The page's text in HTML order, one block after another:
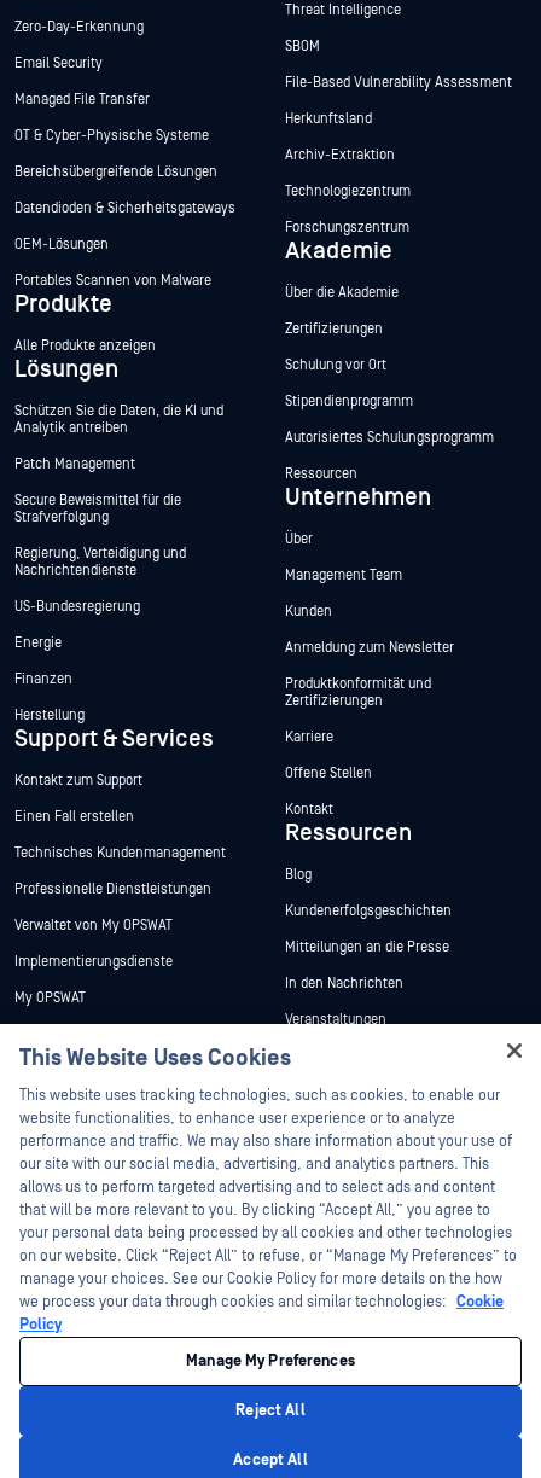
Zero-Day-Erkennung
Email Security
Managed File Transfer
OT & Cyber-Physische Systeme
Bereichsübergreifende Lösungen
Datendioden & Sicherheitsgateways
OEM-Lösungen
Portables Scannen von Malware
Produkte
Alle Produkte anzeigen
Lösungen
Schützen Sie die Daten, die KI und
Analytik antreiben
Patch Management
Secure Beweismittel für die
Strafverfolgung
Regierung, Verteidigung und
Nachrichtendienste
US-Bundesregierung
Energie
Finanzen
Herstellung
Support & Services
Kontakt zum Support
Einen Fall erstellen
Technisches Kundenmanagement
Professionelle Dienstleistungen
Verwaltet von My OPSWAT
Implementierungsdienste
My OPSWAT
Ausbildung
Programm zur Behebung von
Sicherheitslücken
Partner
Zertifizierung
Technologie-Partner
Partner Programm
Threat Intelligence
SBOM
File-Based Vulnerability Assessment
Herkunftsland
Archiv-Extraktion
Technologiezentrum
Forschungszentrum
Akademie
Über die Akademie
Zertifizierungen
Schulung vor Ort
Stipendienprogramm
Autorisiertes Schulungsprogramm
Ressourcen
Unternehmen
Über
Management Team
Kunden
Anmeldung zum Newsletter
Produktkonformität und
Zertifizierungen
Karriere
Offene Stellen
Kontakt
Ressourcen
Blog
Kundenerfolgsgeschichten
Mitteilungen an die Presse
In den Nachrichten
Veranstaltungen
Webinare
Datenblätter
Weiße Papiere
Kostenlose Tools
©2026 OPSWAT . Alle Rechte vorbehalten. OPSWAT, MetaDefender, Metascan,
MetaAccess, das OPSWAT , Trust no File. Trust No Device., OPSWAT , Protecting the
World's Critical Infrastructure, Deep CDR™ Technology, InQuest, das InQuest-Logo,
DFI, RetroHunt, Deep File Inspection und Join the Hunt sind Marken von OPSWAT .
Marken von Drittanbietern sind Eigentum ihrer jeweiligen Inhaber.
Cookie-Präferenzen verwalten
Entscheidungen zum Datenschutz in Kalifornien
This Website Uses Cookies
This website uses tracking technologies, such as cookies, to enable our
website functionalities, to enhance user experience or to analyze
performance and traffic. We may also share information about your use of
our site with our social media, advertising, and analytics partners. This
allows us to perform targeted advertising and to select ads and content
that will be more relevant to you. By clicking “Accept All,” you agree to
your personal data being processed by all cookies and other technologies
on our website. Click “Reject All” to refuse, or “Manage My Preferences” to
manage your choices. See our Cookie Policy for more details on the how
we process your data through cookies and similar technologies: Cookie
Policy
Manage My Preferences
Reject All
Accept All
Hey there!
I'm Ozzy, your OPSWAT virtual assistant.
How can I help you secure what's critical
today?